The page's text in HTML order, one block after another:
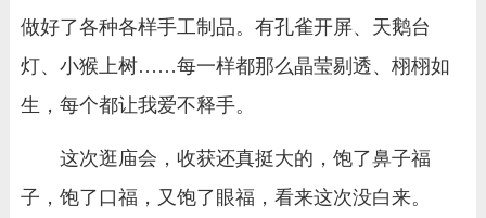
做好了各种各样手工制品。有孔雀开屏、天鹅台
灯、小猴上树……每一样都那么晶莹剔透、栩栩如
生，每个都让我爱不释手。
这次逛庙会，收获还真挺大的，饱了鼻子福
子，饱了口福，又饱了眼福，看来这次没白来。